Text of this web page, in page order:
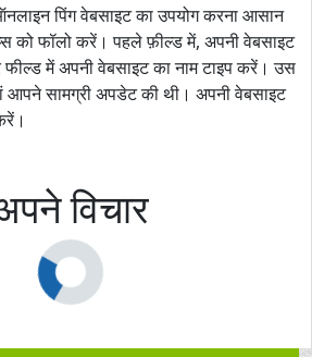
पिंग वेबसाइट का उपयोग करना आसान
को फॉलो करें। पहले फ़ील्ड में, अपनी वेबसाइट
में अपनी वेबसाइट का नाम टाइप करें। उस
आपने सामग्री अपडेट की थी। अपनी वेबसाइट
विचार